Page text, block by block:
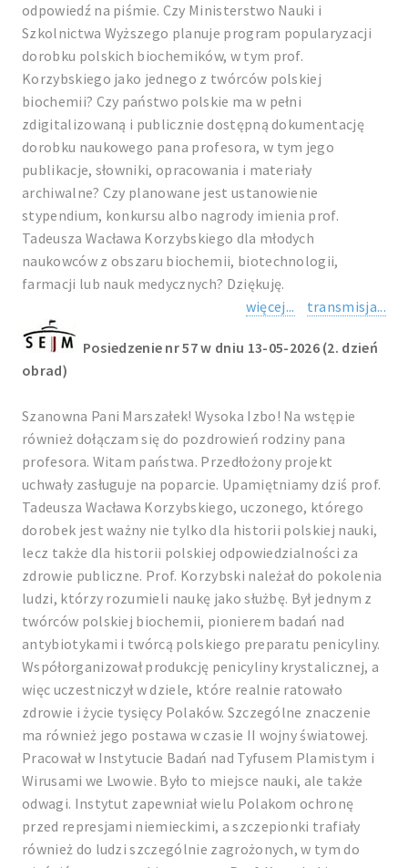
odpowiedź na piśmie. Czy Ministerstwo Nauki i
Szkolnictwa Wyższego planuje program popularyzacji
dorobku polskich biochemików, w tym prof.
Korzybskiego jako jednego z twórców polskiej
biochemii? Czy państwo polskie ma w pełni
zdigitalizowaną i publicznie dostępną dokumentację
dorobku naukowego pana profesora, w tym jego
publikacje, słowniki, opracowania i materiały
archiwalne? Czy planowane jest ustanowienie
stypendium, konkursu albo nagrody imienia prof.
Tadeusza Wacława Korzybskiego dla młodych
naukowców z obszaru biochemii, biotechnologii,
farmacji lub nauk medycznych? Dziękuję.
więcej...
transmisja...
Posiedzenie nr 57 w dniu 13-05-2026 (2. dzień
obrad)
Szanowna Pani Marszałek! Wysoka Izbo! Na wstępie
również dołączam się do pozdrowień rodziny pana
profesora. Witam państwa. Przedłożony projekt
uchwały zasługuje na poparcie. Upamiętniamy dziś prof.
Tadeusza Wacława Korzybskiego, uczonego, którego
dorobek jest ważny nie tylko dla historii polskiej nauki,
lecz także dla historii polskiej odpowiedzialności za
zdrowie publiczne. Prof. Korzybski należał do pokolenia
ludzi, którzy rozumieli naukę jako służbę. Był jednym z
twórców polskiej biochemii, pionierem badań nad
antybiotykami i twórcą polskiego preparatu penicyliny.
Współorganizował produkcję penicyliny krystalicznej, a
więc uczestniczył w dziele, które realnie ratowało
zdrowie i życie tysięcy Polaków. Szczególne znaczenie
ma również jego postawa w czasie II wojny światowej.
Pracował w Instytucie Badań nad Tyfusem Plamistym i
Wirusami we Lwowie. Było to miejsce nauki, ale także
odwagi. Instytut zapewniał wielu Polakom ochronę
przed represjami niemieckimi, a szczepionki trafiały
również do ludzi szczególnie zagrożonych, w tym do